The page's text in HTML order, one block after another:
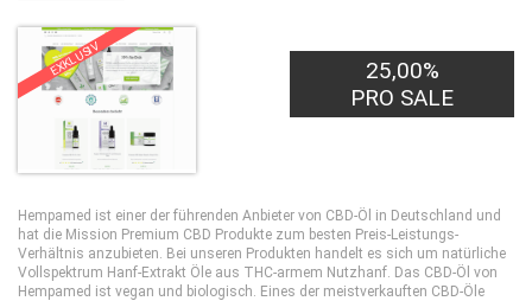
EXKLUSIV
25,00%
PRO SALE
Hempamed ist einer der führenden Anbieter von CBD-Öl in Deutschland und
hat die Mission Premium CBD Produkte zum besten Preis-Leistungs-
Verhältnis anzubieten. Bei unseren Produkten handelt es sich um natürliche
Vollspektrum Hanf-Extrakt Öle aus THC-armem Nutzhanf. Das CBD-Öl von
Hempamed ist vegan und biologisch. Eines der meistverkauften CBD-Öle